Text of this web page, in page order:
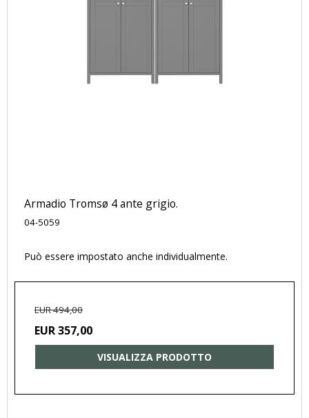
Armadio Tromsø 4 ante grigio.
04-5059
Può essere impostato anche individualmente.
EUR 494,00
EUR 357,00
VISUALIZZA PRODOTTO